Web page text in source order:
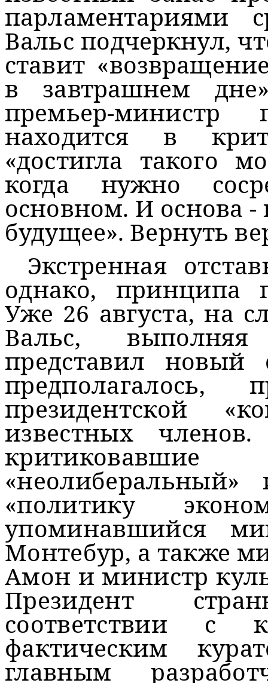
парламентариями
Вальс подчеркнул,
ставит
в завтрашнем
премьер-министр
находится в
«достигла такого
когда нужно
основном. И основа -
будущее». Вернуть
Экстренная
однако, принципа
Уже 26 августа, на
Вальс,
представил новый
предполагалось,
президентской
известных
«политику
упоминавшийся
Монтебур, а также
Амон и министр
Президент
соответствии с
фактическим
главным